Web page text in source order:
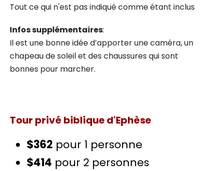
Tout ce qui n'est pas indiqué comme étant inclus
Infos supplémentaires:
Il est une bonne idée d’apporter une caméra, un
chapeau de soleil et des chaussures qui sont
bonnes pour marcher.
Tour privé biblique d'Ephèse
$362 pour 1 personne
$414 pour 2 personnes